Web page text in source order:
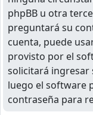
phpBB u otra
preguntará su
cuenta, puede
provisto por el
solicitará ingresar
luego el software
contraseña para